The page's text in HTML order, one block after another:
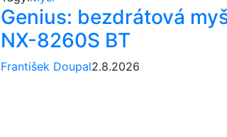
Genius: bezdrátová
NX-8260S BT
František Doupal2.8.2026